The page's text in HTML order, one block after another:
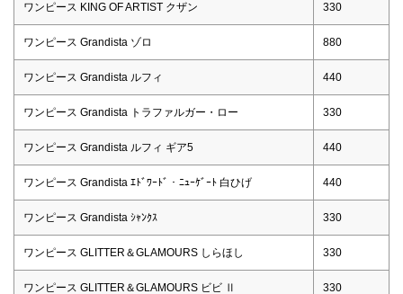
ワンピース KING OF ARTIST クザン 330
ワンピース Grandista ゾロ 880
ワンピース Grandista ルフィ 440
ワンピース Grandista トラファルガー・ロー 330
ワンピース Grandista ルフィ ギア5 440
ワンピース Grandista ｴﾄﾞﾜｰﾄﾞ・ﾆｭｰｹﾞｰﾄ 白ひげ 440
ワンピース Grandista ｼｬﾝｸｽ 330
ワンピース GLITTER＆GLAMOURS しらほし 330
ワンピース GLITTER＆GLAMOURS ビビ Ⅱ 330